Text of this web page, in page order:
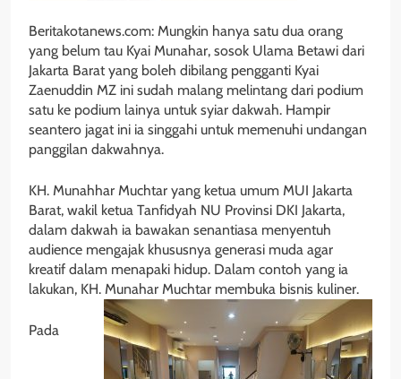
Beritakotanews.com: Mungkin hanya satu dua orang
yang belum tau Kyai Munahar, sosok Ulama Betawi dari
Jakarta Barat yang boleh dibilang pengganti Kyai
Zaenuddin MZ ini sudah malang melintang dari podium
satu ke podium lainya untuk syiar dakwah. Hampir
seantero jagat ini ia singgahi untuk memenuhi undangan
panggilan dakwahnya.
KH. Munahhar Muchtar yang ketua umum MUI Jakarta
Barat, wakil ketua Tanfidyah NU Provinsi DKI Jakarta,
dalam dakwah ia bawakan senantiasa menyentuh
audience mengajak khususnya generasi muda agar
kreatif dalam menapaki hidup. Dalam contoh yang ia
lakukan, KH. Munahar Muchtar membuka bisnis kuliner.
Pada